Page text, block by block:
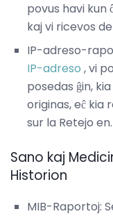
povus havi kun
kaj vi ricevos
IP-adreso-
IP-adreso , vi
posedas ĝin,
originas, eĉ kia
sur la Retejo en.
Sano kaj
Historion
MIB-Raportoj: